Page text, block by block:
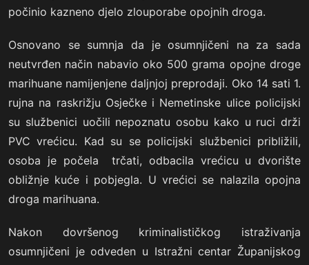
počinio kazneno djelo zlouporabe opojnih droga.
Osnovano se sumnja da je osumnjičeni na za sada
neutvrđen način nabavio oko 500 grama opojne droge
marihuane namijenjene daljnjoj preprodaji. Oko 14 sati 1.
rujna na raskrižju Osječke i Nemetinske ulice policijski
su službenici uočili nepoznatu osobu kako u ruci drži
PVC vrećicu. Kad su se policijski službenici približili,
osoba je počela trčati, odbacila vrećicu u dvorište
obližnje kuće i pobjegla. U vrećici se nalazila opojna
droga marihuana.
Nakon dovršenog kriminalističkog istraživanja
osumnjičeni je odveden u Istražni centar Županijskog